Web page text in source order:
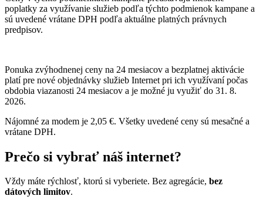
poplatky za využívanie služieb podľa týchto podmienok kampane a
sú uvedené vrátane DPH podľa aktuálne platných právnych
predpisov.
Ponuka zvýhodnenej ceny na 24 mesiacov a bezplatnej aktivácie
platí pre nové objednávky služieb Internet pri ich využívaní počas
obdobia viazanosti 24 mesiacov a je možné ju využiť do 31. 8.
2026.
Nájomné za modem je 2,05 €. Všetky uvedené ceny sú mesačné a
vrátane DPH.
Prečo si vybrať náš internet?
Vždy máte rýchlosť, ktorú si vyberiete. Bez agregácie, bez
dátových limitov.